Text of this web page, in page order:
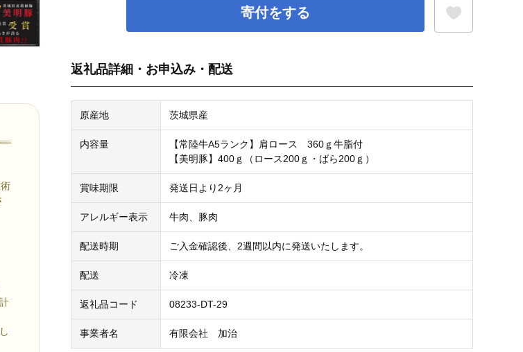
寄付をする
返礼品詳細・お申込み・配送
原産地 茨城県産
内容量
【常陸牛A5ランク】肩ロース 360ｇ牛脂付
【美明豚】400ｇ（ロース200ｇ・ばら200ｇ）
賞味期限 発送日より2ヶ月
アレルギー表示 牛肉、豚肉
配送時期 ご入金確認後、2週間以内に発送いたします。
配送 冷凍
返礼品コード 08233-DT-29
事業者名 有限会社 加治